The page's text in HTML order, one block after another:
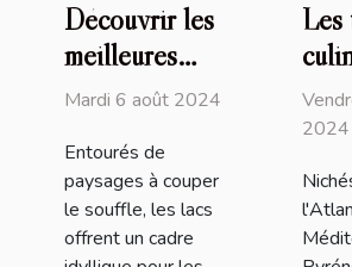
Découvrir les
meilleures
randonnées
Mardi 6 août 2024
Entourés de
paysages à couper
le souffle, les lacs
offrent un cadre
Les
2024